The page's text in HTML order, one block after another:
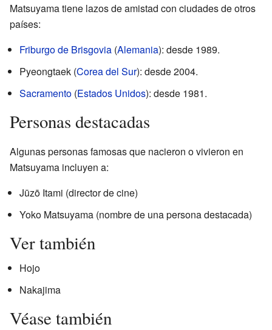
Matsuyama tiene lazos de amistad con ciudades de otros
países:
Friburgo de Brisgovia (Alemania): desde 1989.
Pyeongtaek (Corea del Sur): desde 2004.
Sacramento (Estados Unidos): desde 1981.
Personas destacadas
Algunas personas famosas que nacieron o vivieron en
Matsuyama incluyen a:
Jūzō Itami (director de cine)
Yoko Matsuyama (nombre de una persona destacada)
Ver también
Hojo
Nakajima
Véase también